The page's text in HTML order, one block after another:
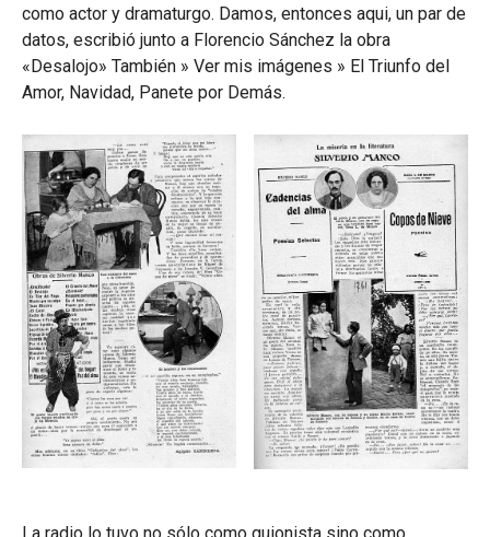
como actor y dramaturgo. Damos, entonces aqui, un par de
datos, escribió junto a Florencio Sánchez la obra
«Desalojo» También » Ver mis imágenes » El Triunfo del
Amor, Navidad, Panete por Demás.